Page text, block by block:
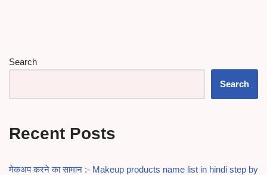
Search
Search
Recent Posts
मेकअप करने का सामान :- Makeup products name list in hindi step by